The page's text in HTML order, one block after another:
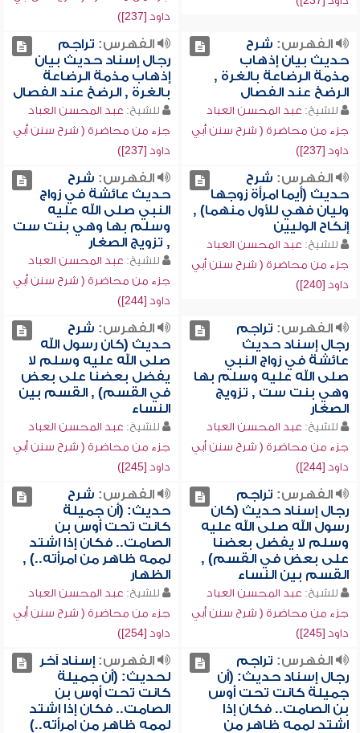
داود [237])
الفهرس: شرح
حديث بيان إذهاب
مذمة الرضاعة بالغرة ,
الرضخ عند الفصال
للشيخ: عبد المحسن العباد
جزء من محاضرة ( شرح سنن أبي
داود [237])
الفهرس: تراجم
رجال إسناد حديث بيان
إذهاب مذمة الرضاعة
بالغرة , الرضخ عند الفصال
للشيخ: عبد المحسن العباد
جزء من محاضرة ( شرح سنن أبي
داود [237])
الفهرس: شرح
حديث (أيما امرأة زوجها
وليان فهي للأول منهما) ,
إنكاح الوليين
للشيخ: عبد المحسن العباد
جزء من محاضرة ( شرح سنن أبي
داود [240])
الفهرس: شرح
حديث عائشة في زواج
النبي صلى الله عليه
وسلم بها وهي بنت ست
, تزويج الصغار
للشيخ: عبد المحسن العباد
جزء من محاضرة ( شرح سنن أبي
داود [244])
الفهرس: تراجم
رجال إسناد حديث
عائشة في زواج النبي
صلى الله عليه وسلم بها
وهي بنت ست , تزويج
الصغار
للشيخ: عبد المحسن العباد
جزء من محاضرة ( شرح سنن أبي
داود [244])
الفهرس: شرح
حديث (كان رسول الله
صلى الله عليه وسلم لا
يفضل بعضنا على بعض
في القسم) , القسم بين
النساء
للشيخ: عبد المحسن العباد
جزء من محاضرة ( شرح سنن أبي
داود [245])
الفهرس: تراجم
رجال إسناد حديث (كان
رسول الله صلى الله عليه
وسلم لا يفضل بعضنا
على بعض في القسم) ,
القسم بين النساء
للشيخ: عبد المحسن العباد
جزء من محاضرة ( شرح سنن أبي
داود [245])
الفهرس: شرح
حديث: (أن جميلة
كانت تحت أوس بن
الصامت.. فكان إذا اشتد
لممه ظاهر من امرأته..) ,
الظهار
للشيخ: عبد المحسن العباد
جزء من محاضرة ( شرح سنن أبي
داود [254])
الفهرس: تراجم
رجال إسناد حديث: (أن
جميلة كانت تحت أوس
بن الصامت.. فكان إذا
اشتد لممه ظاهر من
الفهرس:إسناد آخر
لحديث: (أن جميلة
كانت تحت أوس بن
الصامت.. فكان إذا اشتد
لممه ظاهر من امرأته..)